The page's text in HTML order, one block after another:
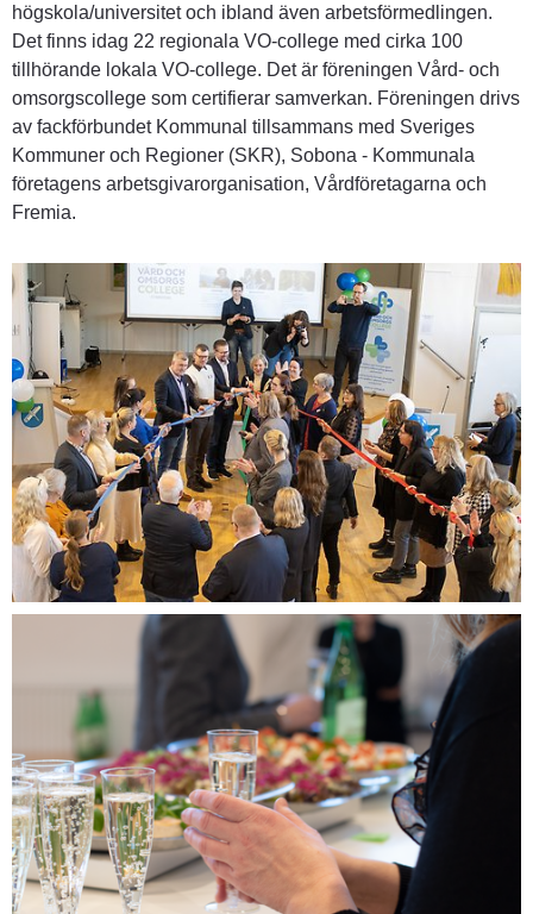
högskola/universitet och ibland även arbetsförmedlingen.
Det finns idag 22 regionala VO-college med cirka 100
tillhörande lokala VO-college. Det är föreningen Vård- och
omsorgscollege som certifierar samverkan. Föreningen drivs
av fackförbundet Kommunal tillsammans med Sveriges
Kommuner och Regioner (SKR), Sobona - Kommunala
företagens arbetsgivarorganisation, Vårdföretagarna och
Fremia.